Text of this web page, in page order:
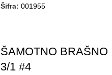
Šifra: 001955
ŠAMOTNO BRAŠNO
3/1 #4